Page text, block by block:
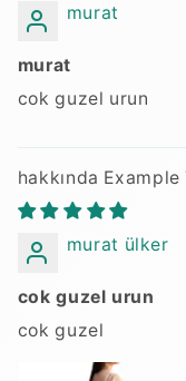
murat
murat
cok guzel urun
murat ülker
cok guzel urun
cok guzel